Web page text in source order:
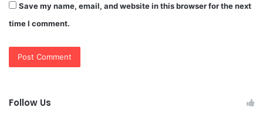
Save my name, email, and website in this browser for the next
time I comment.
Follow Us